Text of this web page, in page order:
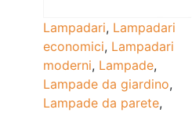
Lampadari, Lampadari
economici, Lampadari
moderni, Lampade,
Lampade da giardino,
Lampade da parete,